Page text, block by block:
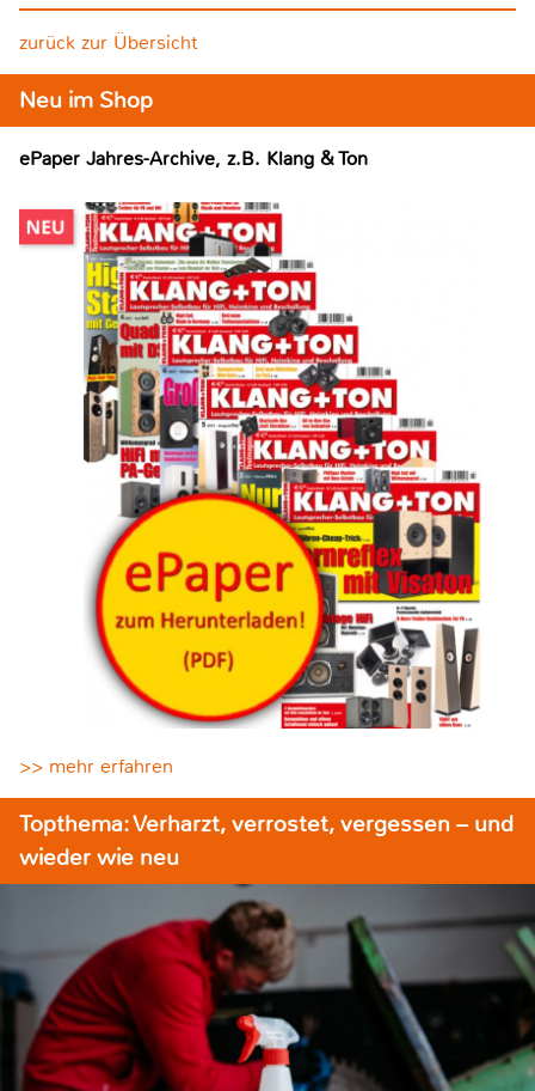
zurück zur Übersicht
Neu im Shop
ePaper Jahres-Archive, z.B. Klang & Ton
>> mehr erfahren
Topthema: Verharzt, verrostet, vergessen – und
wieder wie neu